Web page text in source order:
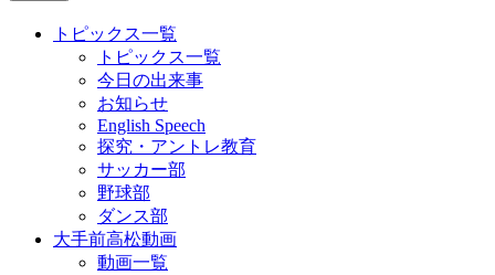
トピックス一覧
トピックス一覧
今日の出来事
お知らせ
English Speech
探究・アントレ教育
サッカー部
野球部
ダンス部
大手前高松動画
動画一覧